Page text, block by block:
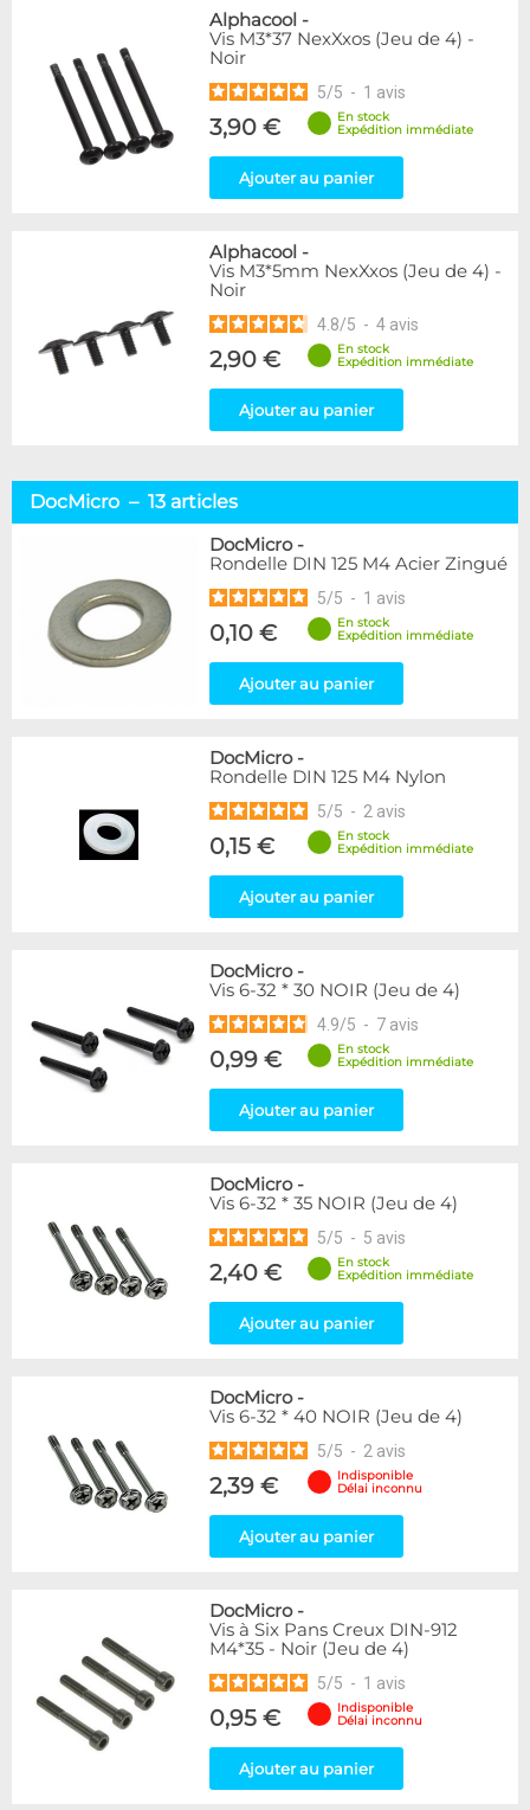
Alphacool -
Vis M3*37 NexXxos (Jeu de 4) -
Noir
5/5 - 1 avis
3,90 €
En stock
Expédition immédiate
Ajouter au panier
Alphacool -
Vis M3*5mm NexXxos (Jeu de 4) -
Noir
4.8/5 - 4 avis
2,90 €
En stock
Expédition immédiate
Ajouter au panier
DocMicro – 13 articles
DocMicro-
Rondelle DIN 125 M4 Acier Zingué
5/5 - 1 avis
0,10 €
En stock
Expédition immédiate
Ajouter au panier
DocMicro-
Rondelle DIN 125 M4 Nylon
5/5 - 2 avis
0,15 €
En stock
Expédition immédiate
Ajouter au panier
DocMicro-
Vis 6-32 * 30 NOIR (Jeu de 4)
4.9/5 - 7 avis
0,99 €
En stock
Expédition immédiate
Ajouter au panier
DocMicro-
Vis 6-32 * 35 NOIR (Jeu de 4)
5/5 - 5 avis
2,40 €
En stock
Expédition immédiate
Ajouter au panier
DocMicro-
Vis 6-32 * 40 NOIR (Jeu de 4)
5/5 - 2 avis
2,39 €
Indisponible
Délai inconnu
Ajouter au panier
DocMicro-
Vis à Six Pans Creux DIN-912
M4*35 - Noir (Jeu de 4)
5/5 - 1 avis
0,95 €
Indisponible
Délai inconnu
Ajouter au panier